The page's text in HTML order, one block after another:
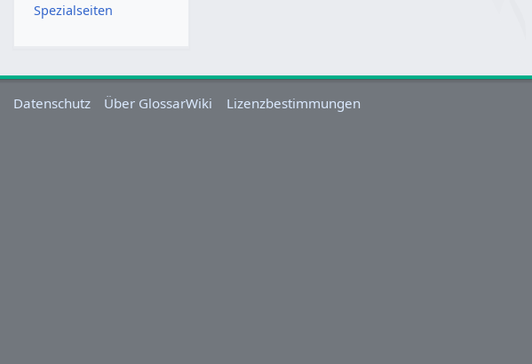
Spezialseiten
Datenschutz Über GlossarWiki Lizenzbestimmungen